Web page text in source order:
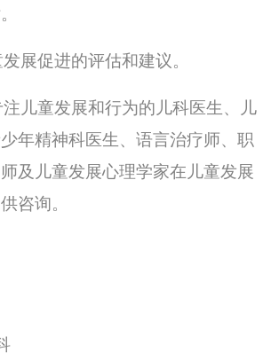
展促进的评估和建议。
儿童发展和行为的儿科医生、儿
年精神科医生、语言治疗师、职
及儿童发展心理学家在儿童发展
咨询。